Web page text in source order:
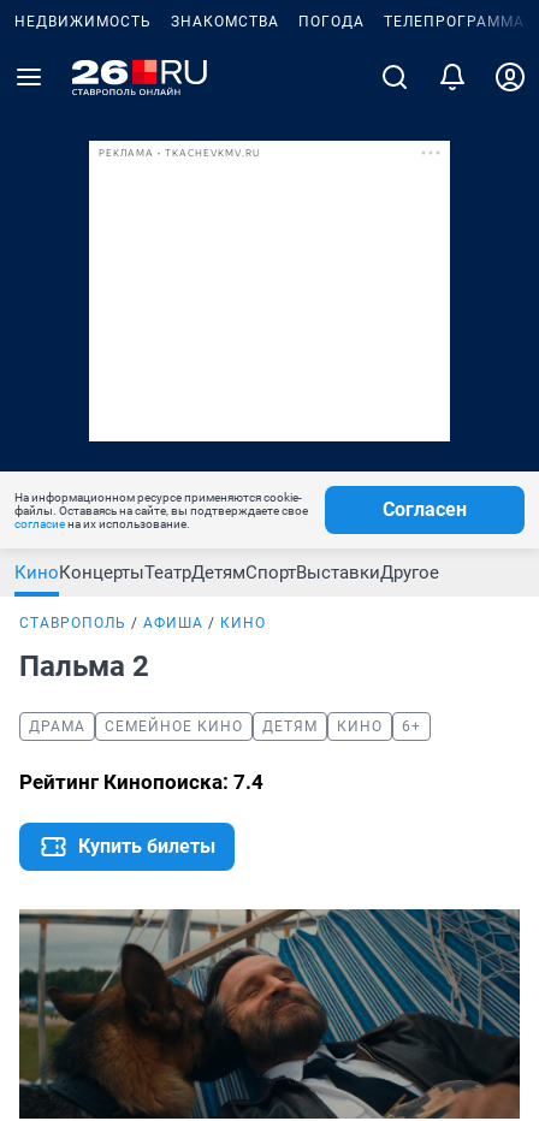
НЕДВИЖИМОСТЬ ЗНАКОМСТВА ПОГОДА ТЕЛЕПРОГРАММА
РЕКЛАМА • TKACHEVKMV.RU
На информационном ресурсе применяются cookie-
файлы. Оставаясь на сайте, вы подтверждаете свое
согласиена их использование.
Согласен
КиноКонцертыТеатрДетямСпортВыставкиДругое
СТАВРОПОЛЬ АФИША КИНО
Пальма 2
ДРАМА СЕМЕЙНОЕ КИНО ДЕТЯМ КИНО 6+
Рейтинг Кинопоиска: 7.4
Купить билеты